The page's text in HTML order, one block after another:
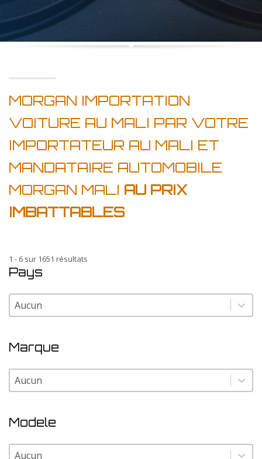
MORGAN IMPORTATION
VOITURE AU MALI PAR VOTRE
IMPORTATEUR AU MALI ET
MANDATAIRE AUTOMOBILE
MORGAN MALI AU PRIX
IMBATTABLES
1 - 6 sur 1651 résultats
Pays
Pays
Pays
Marque
Marque
Marque
Modele
Modele
Modele